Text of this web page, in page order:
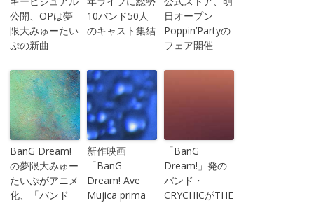
公開、OPは夢
限大みゅーたい
ぷの新曲
10バンド50人
のキャスト集結
日オープン
Poppin’Partyの
フェア開催
BanG Dream!
の夢限大みゅー
たいぷがアニメ
化、「バンド
新作映画
「BanG
Dream! Ave
Mujica prima
「BanG
Dream!」発の
バンド・
CRYCHICがTHE